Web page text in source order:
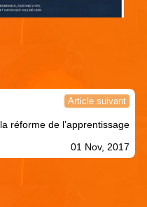
Article suivant
la réforme de l’apprentissage
01 Nov, 2017